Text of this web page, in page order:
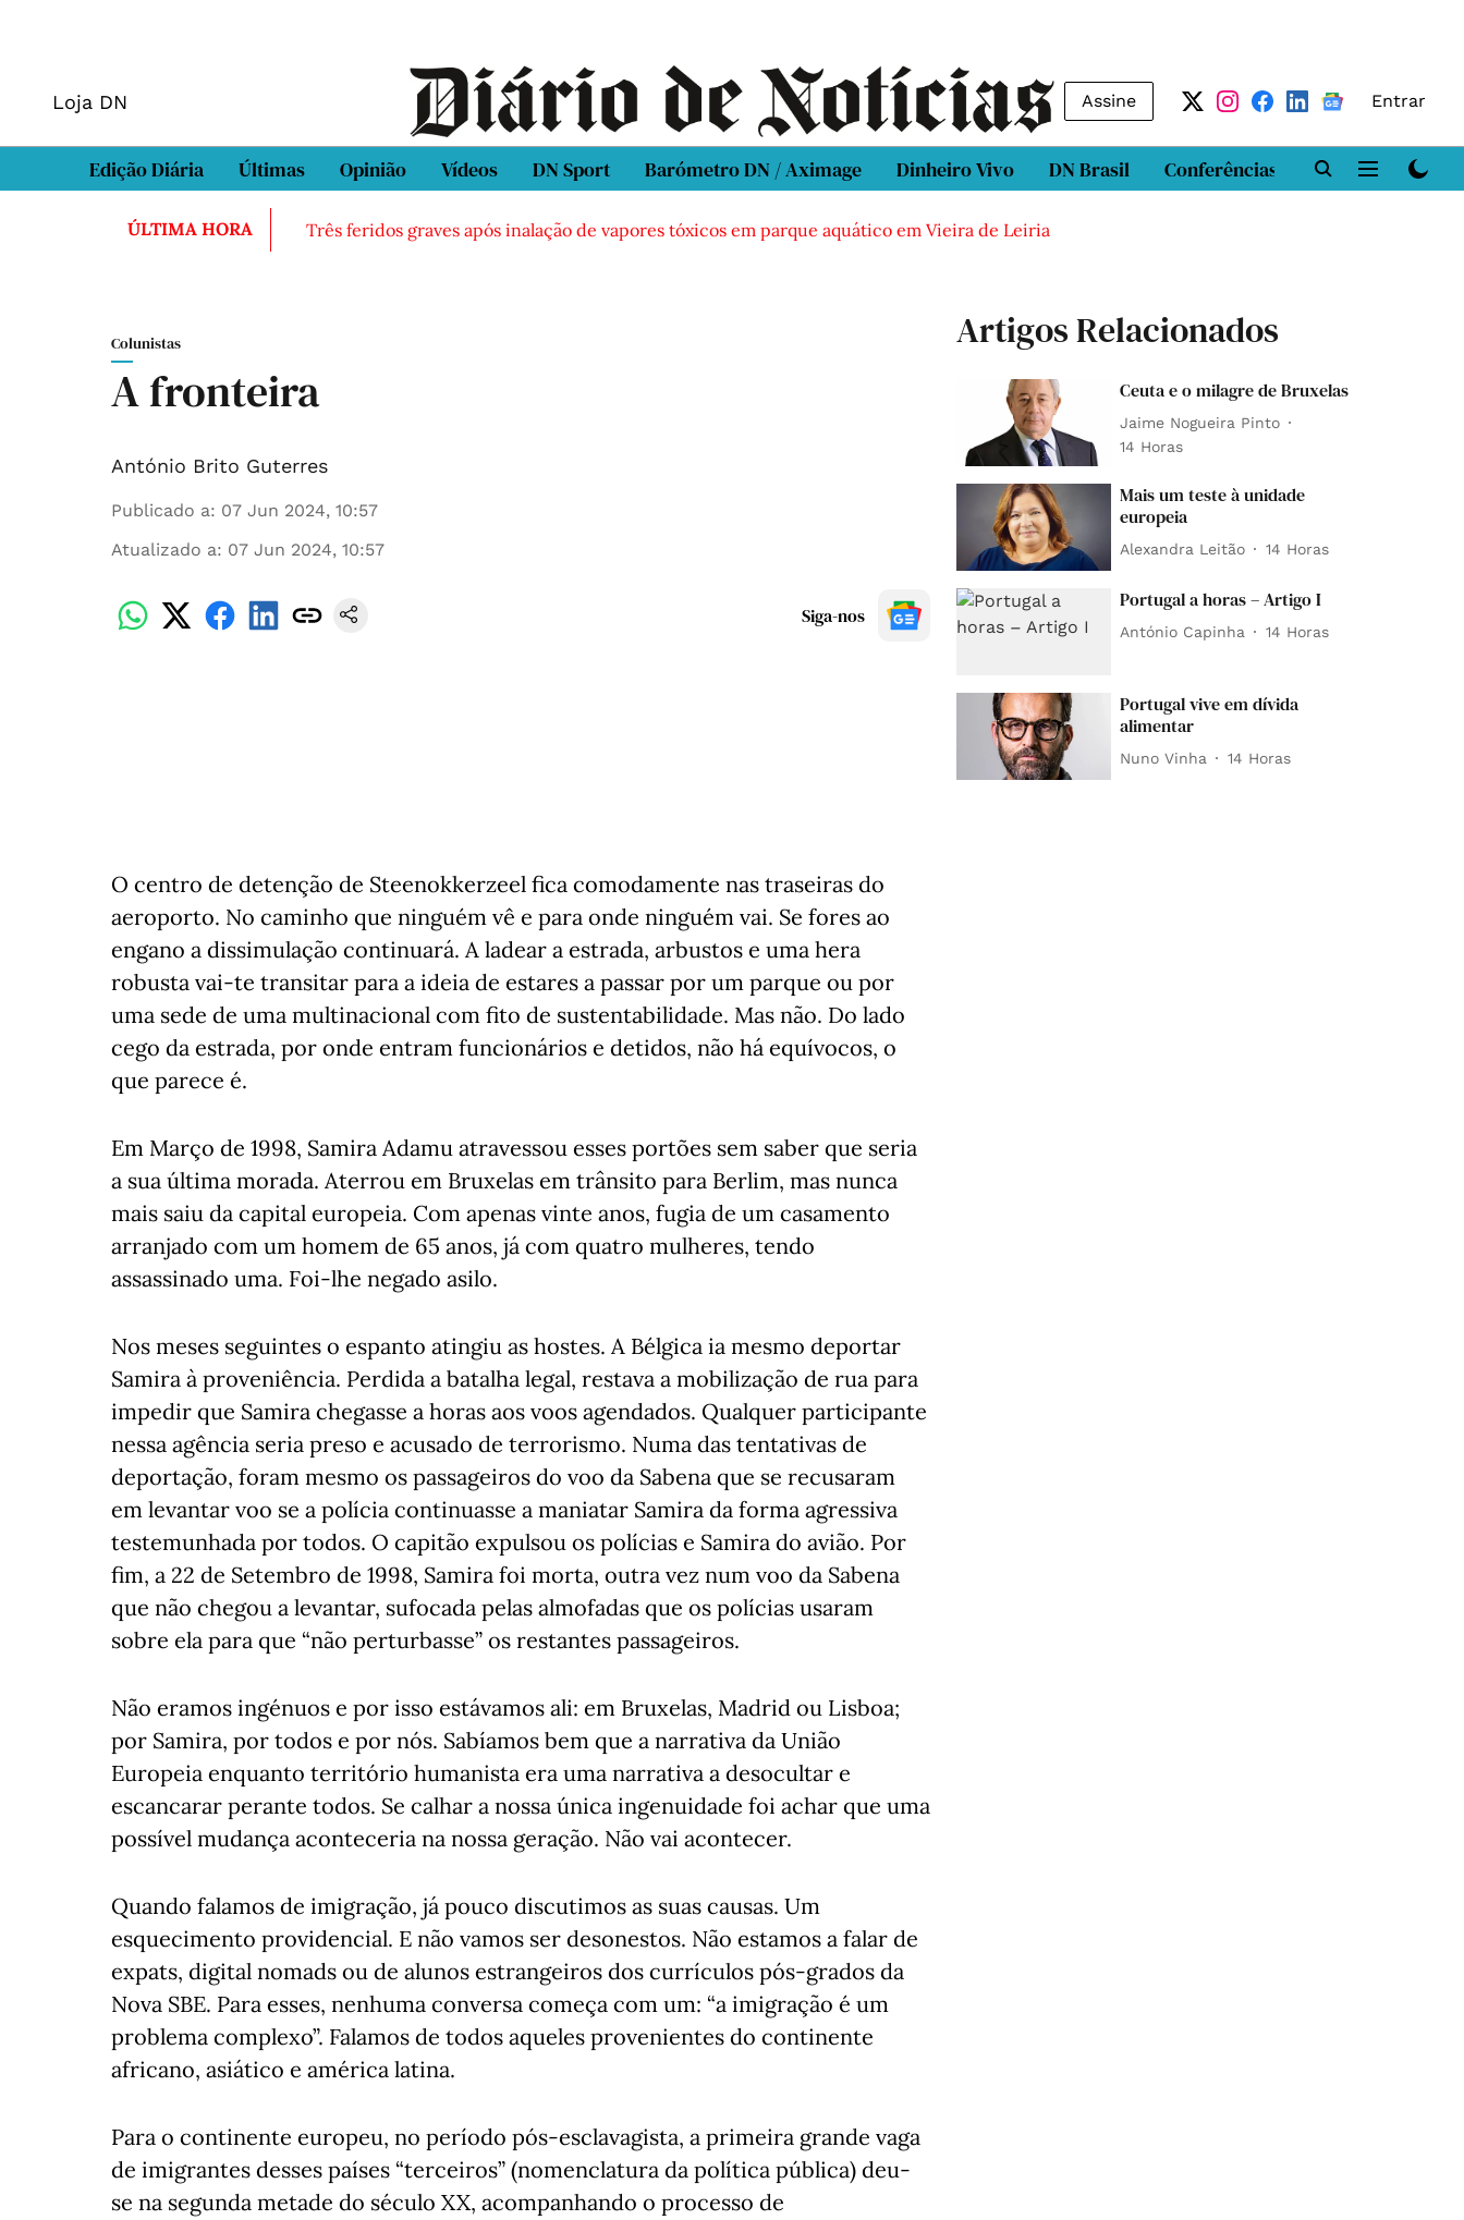
Loja DN Assine Entrar
Edição Diária Últimas Opinião Vídeos DN Sport Barómetro DN / Aximage Dinheiro Vivo DN Brasil Conferências DN LAB
ÚLTIMA HORA Três feridos graves após inalação de vapores tóxicos em parque aquático em Vieira de Leiria
Colunistas
A fronteira
António Brito Guterres
Publicado a: 07 Jun 2024, 10:57
Atualizado a: 07 Jun 2024, 10:57
Siga-nos
O centro de detenção de Steenokkerzeel fica comodamente nas traseiras do
aeroporto. No caminho que ninguém vê e para onde ninguém vai. Se fores ao
engano a dissimulação continuará. A ladear a estrada, arbustos e uma hera
robusta vai-te transitar para a ideia de estares a passar por um parque ou por
uma sede de uma multinacional com fito de sustentabilidade. Mas não. Do lado
cego da estrada, por onde entram funcionários e detidos, não há equívocos, o
que parece é.
Em Março de 1998, Samira Adamu atravessou esses portões sem saber que seria
a sua última morada. Aterrou em Bruxelas em trânsito para Berlim, mas nunca
mais saiu da capital europeia. Com apenas vinte anos, fugia de um casamento
arranjado com um homem de 65 anos, já com quatro mulheres, tendo
assassinado uma. Foi-lhe negado asilo.
Nos meses seguintes o espanto atingiu as hostes. A Bélgica ia mesmo deportar
Samira à proveniência. Perdida a batalha legal, restava a mobilização de rua para
impedir que Samira chegasse a horas aos voos agendados. Qualquer participante
nessa agência seria preso e acusado de terrorismo. Numa das tentativas de
deportação, foram mesmo os passageiros do voo da Sabena que se recusaram
em levantar voo se a polícia continuasse a maniatar Samira da forma agressiva
testemunhada por todos. O capitão expulsou os polícias e Samira do avião. Por
fim, a 22 de Setembro de 1998, Samira foi morta, outra vez num voo da Sabena
que não chegou a levantar, sufocada pelas almofadas que os polícias usaram
sobre ela para que “não perturbasse” os restantes passageiros.
Não eramos ingénuos e por isso estávamos ali: em Bruxelas, Madrid ou Lisboa;
por Samira, por todos e por nós. Sabíamos bem que a narrativa da União
Europeia enquanto território humanista era uma narrativa a desocultar e
escancarar perante todos. Se calhar a nossa única ingenuidade foi achar que uma
possível mudança aconteceria na nossa geração. Não vai acontecer.
Quando falamos de imigração, já pouco discutimos as suas causas. Um
esquecimento providencial. E não vamos ser desonestos. Não estamos a falar de
expats, digital nomads ou de alunos estrangeiros dos currículos pós-grados da
Nova SBE. Para esses, nenhuma conversa começa com um: “a imigração é um
problema complexo”. Falamos de todos aqueles provenientes do continente
africano, asiático e américa latina.
Para o continente europeu, no período pós-esclavagista, a primeira grande vaga
de imigrantes desses países “terceiros” (nomenclatura da política pública) deu-
se na segunda metade do século XX, acompanhando o processo de
Artigos Relacionados
Ceuta e o milagre de Bruxelas
Jaime Nogueira Pinto
14 Horas
Mais um teste à unidade
europeia
Alexandra Leitão 14 Horas
Portugal a horas – Artigo I
António Capinha 14 Horas
Portugal vive em dívida
alimentar
Nuno Vinha 14 Horas